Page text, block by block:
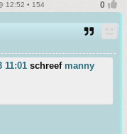
12:52 • 154
11:01 schreef manny